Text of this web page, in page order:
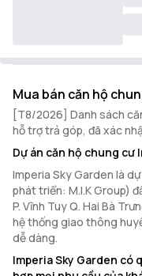
Mua bán căn hộ
[T8/2026] Danh sách
hỗ trợ trả góp, đã xác
Dự án căn hộ chung cư
Imperia Sky Garden là
phát triển: M.I.K Group)
P. Vĩnh Tuy Q. Hai Bà
hệ thống giao thông
dễ dàng.
Imperia Sky Garden có